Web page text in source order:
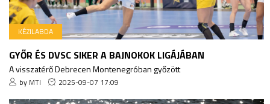
KÉZILABDA
GYŐR ÉS DVSC SIKER A BAJNOKOK LIGÁJÁBAN
A visszatérő Debrecen Montenegróban győzött
by MTI 2025-09-07 17:09